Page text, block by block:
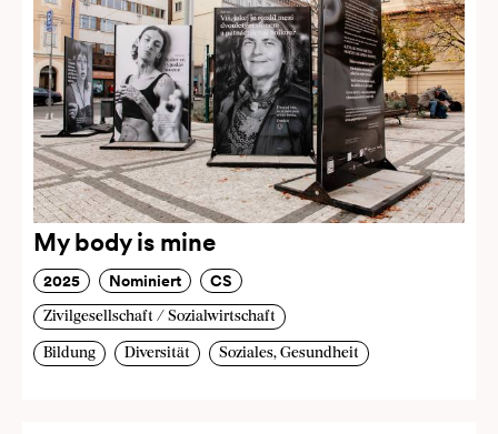
My body is mine
2025 Nominiert CS
Zivilgesellschaft / Sozialwirtschaft
Bildung Diversität Soziales, Gesundheit